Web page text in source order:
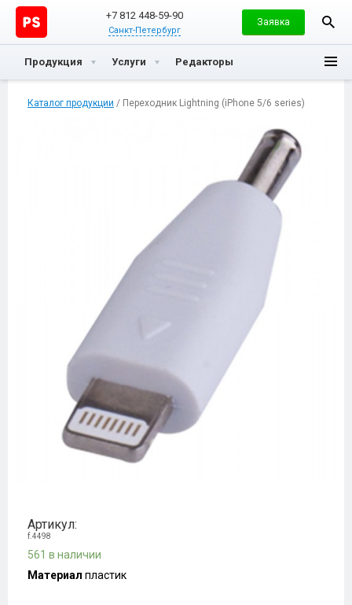
+7 812 448-59-90
Санкт-Петербург
Заявка
Продукция Услуги Редакторы
Каталог продукции / Переходник Lightning (iPhone 5/6 series)
Артикул:
f.4498
561 в наличии
Материал пластик